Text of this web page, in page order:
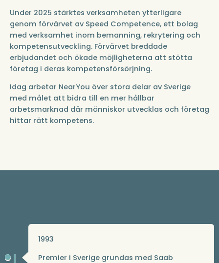
Under 2025 stärktes verksamheten ytterligare
genom förvärvet av Speed Competence, ett bolag
med verksamhet inom bemanning, rekrytering och
kompetensutveckling. Förvärvet breddade
erbjudandet och ökade möjligheterna att stötta
företag i deras kompetensförsörjning.
Idag arbetar NearYou över stora delar av Sverige
med målet att bidra till en mer hållbar
arbetsmarknad där människor utvecklas och företag
hittar rätt kompetens.
1993
Premier i Sverige grundas med Saab